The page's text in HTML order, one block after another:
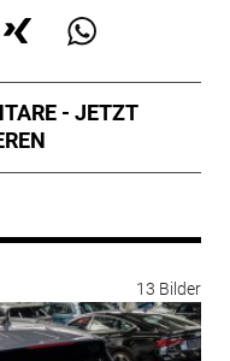
- JETZT
13 Bilder